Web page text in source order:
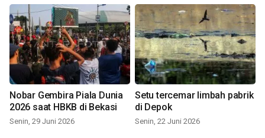
Nobar Gembira Piala Dunia
2026 saat HBKB di Bekasi
Senin, 29 Juni 2026
Setu tercemar limbah pabrik
di Depok
Senin, 22 Juni 2026